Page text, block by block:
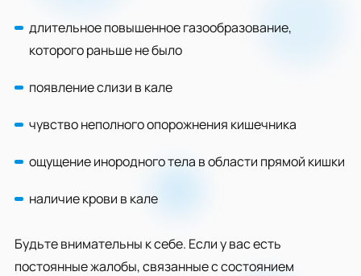
длительное повышенное газообразование,
которого раньше не было
появление слизи в кале
чувство неполного опорожнения кишечника
ощущение инородного тела в области прямой кишки
наличие крови в кале
Будьте внимательны к себе. Если у вас есть
постоянные жалобы, связанные с состоянием